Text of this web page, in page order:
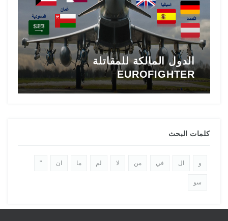
الدول المالكة للمقاتلة
EUROFIGHTER
كلمات البحث
و ال في من لا لم ما ان "
سو